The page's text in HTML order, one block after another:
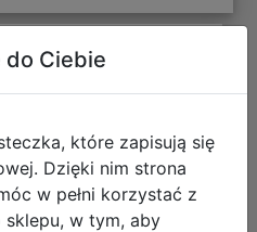
Szkolny Balloons
Piórnik F076970 +
+ Z18970
do Ciebie
które zapisują się
Dzięki nim strona
w pełni korzystać z
w tym, aby